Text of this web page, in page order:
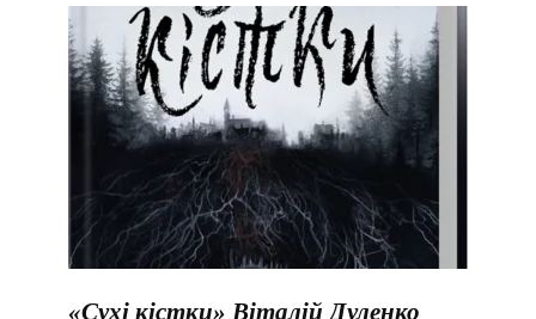
«Сухі кістки» Віталій Дуленко